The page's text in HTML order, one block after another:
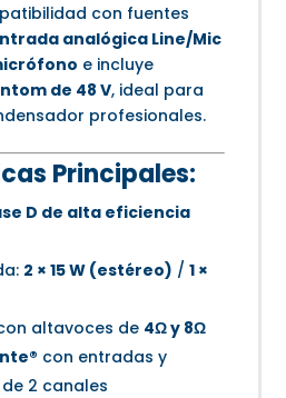
con fuentes
analógica Line/Mic
e incluye
de 48 V, ideal para
profesionales.
Principales:
D de alta eficiencia
2 × 15 W (estéreo) /1 ×
altavoces de 4Ω y 8Ω
con entradas y
2 canales